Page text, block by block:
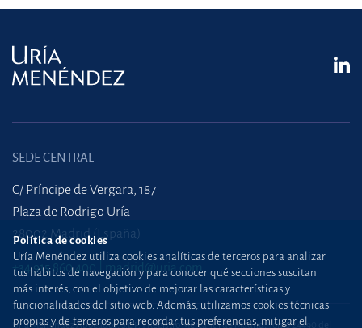
SEDE CENTRAL
C/ Príncipe de Vergara, 187
Plaza de Rodrigo Uría
28002 Madrid (España)
+34 915 860 400 madrid@uria.com
Uría Menéndez Abogados, S.L.P. | Registro Mercantil de Madrid, Tomo 24490 del
Política de cookies
Uría Menéndez utiliza cookies analíticas de terceros para analizar
tus hábitos de navegación y para conocer qué secciones suscitan
más interés, con el objetivo de mejorar las características y
funcionalidades del sitio web. Además, utilizamos cookies técnicas
propias y de terceros para recordar tus preferencias, mitigar el